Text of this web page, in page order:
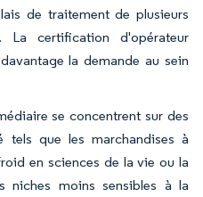
de traitement de plusieurs
La certification d'opérateur
la demande au sein
se concentrent sur des
tels que les marchandises à
en sciences de la vie ou la
moins sensibles à la